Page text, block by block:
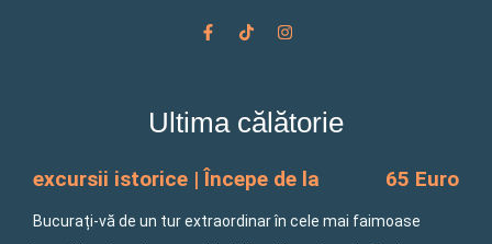
F
a
o
k
f
T
i
I
n
r
a
Ultima călătorie
excursii istorice | Începe de la 65 Euro
Bucurați-vă de un tur extraordinar în cele mai faimoase